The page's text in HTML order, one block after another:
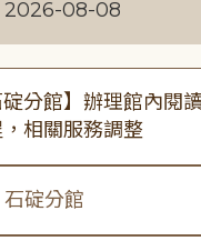
2026-08-08
碇分館】辦理館內閱
相關服務調整
石碇分館